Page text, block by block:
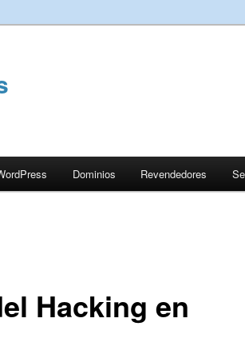
Dominios Revendedores
Hacking en